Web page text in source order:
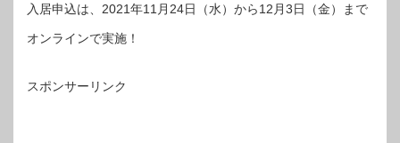
入居申込は、2021年11月24日（水）から12月3日（金）まで
オンラインで実施！
スポンサーリンク